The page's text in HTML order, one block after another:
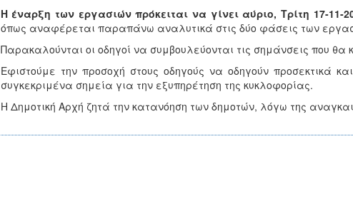
Η έναρξη των εργασιών πρόκειται να γίνει αύριο, Τρίτη 17-11-
όπως αναφέρεται παραπάνω αναλυτικά στις δύο φάσεις των
Παρακαλούνται οι οδηγοί να συμβουλεύονται τις σημάνσεις που θα
Εφιστούμε την προσοχή στους οδηγούς να οδηγούν προσεκτικά
συγκεκριμένα σημεία για την εξυπηρέτηση της κυκλοφορίας.
Η Δημοτική Αρχή ζητά την κατανόηση των δημοτών, λόγω της